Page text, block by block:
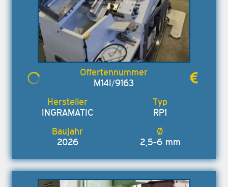
M14I/9163
INGRAMATIC RP1
2026 2,5-6 mm